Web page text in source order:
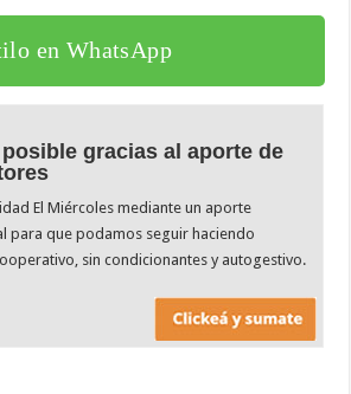
en WhatsApp
gracias al aporte de
El Miércoles mediante un aporte
para que podamos seguir haciendo
sin condicionantes y autogestivo.